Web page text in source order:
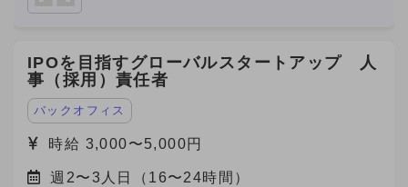
す！ 【自社の説明】 わたしたちZAZA株式会社
は、「未来を実装する。」をミッションに、 製
造業と旅行プラットフォームの領域で革新を起こ
すスタートアップ企業です。 主力事業である
「Metoree（メトリー）」は、産業用製品に特化
した比較・検索プラットフォームで、 製造業界
IPOを目指すグローバルスタートアップ 人
事（採用）責任者
バックオフィス
時給 3,000〜5,000円
週2〜3人日（16〜24時間）